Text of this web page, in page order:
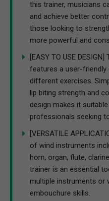
Training Device is
endurance and
this trainer, musicians
and achieve better
those looking to
more powerful and
[EASY TO USE
features a user-friendly
different exercises.
lip biting strength and
design makes it
professionals seeking
[VERSATILE
of wind instruments
horn, organ, flute,
trainer is an essential